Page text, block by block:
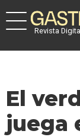
Revista
El
juega